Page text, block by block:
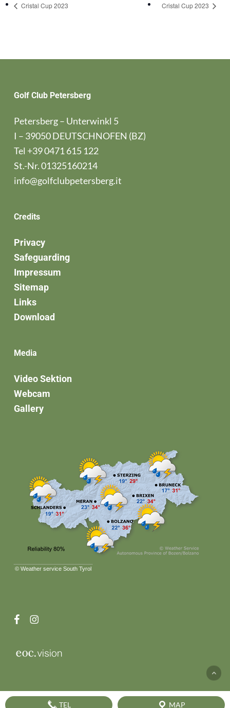
Cristal Cup 2023 Cristal Cup 2023
Golf Club Petersberg
Petersberg – Unterwinkl 5
I – 39050 DEUTSCHNOFEN (BZ)
Tel +39 0471 615 122
St.-Nr. 01325160214
info@golfclubpetersberg.it
Credits
Privacy
Safeguarding
Impressum
Sitemap
Links
Download
Media
Video Sektion
Webcam
Gallery
© Weather service South Tyrol
facebookinstagram
TEL MAP